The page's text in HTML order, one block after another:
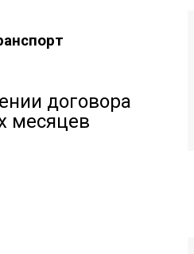
договора
месяцев